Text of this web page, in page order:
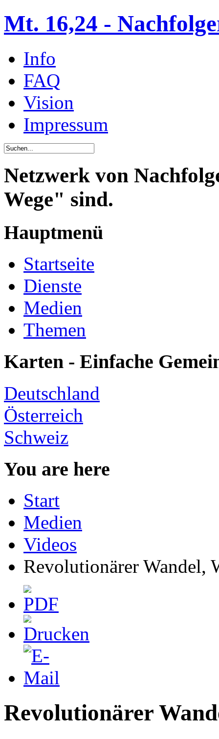
Mt. 16,24 -
Info
FAQ
Vision
Impressum
Netzwerk von
Wege" sind.
Hauptmenü
Startseite
Dienste
Medien
Themen
Karten - Einfache
Deutschland
Österreich
Schweiz
You are here
Start
Medien
Videos
Revolutionärer Wandel,
Revolutionärer